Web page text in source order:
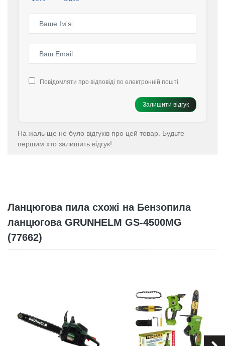
Повідомляти про відповіді по електронній пошті
Залишити відгук
На жаль ще не було відгуків про цей товар. Будьте
першим хто залишить відгук!
Ланцюгова пила схожі на Бензопила
ланцюгова GRUNHELM GS-4500MG
(77662)